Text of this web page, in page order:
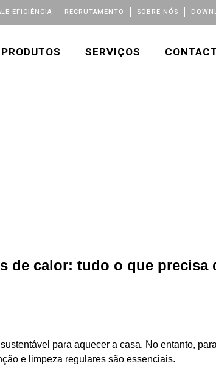
EFICIÊNCIA RECRUTAMENTO SOBRE NÓS
SERVIÇOS
de calor: tudo o que precisa
para aquecer a casa. No entanto, para
e limpeza regulares são essenciais.